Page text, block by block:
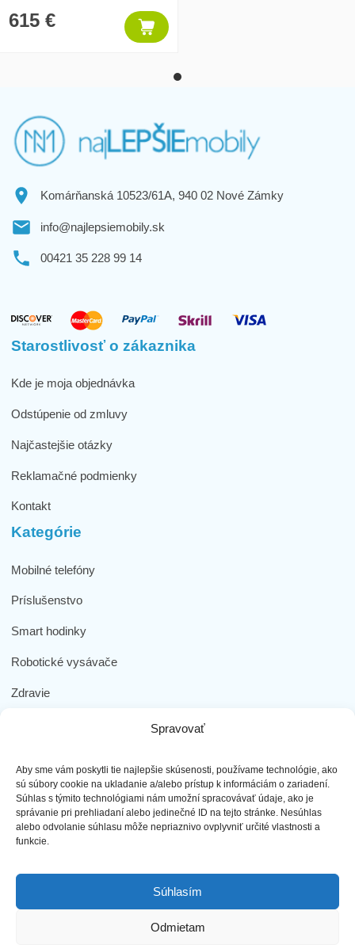
Spravovať
Aby sme vám poskytli tie najlepšie skúsenosti, používame technológie, ako
sú súbory cookie na ukladanie a/alebo prístup k informáciám o zariadení.
Súhlas s týmito technológiami nám umožní spracovávať údaje, ako je
správanie pri prehliadaní alebo jedinečné ID na tejto stránke. Nesúhlas
alebo odvolanie súhlasu môže nepriaznivo ovplyvniť určité vlastnosti a
funkcie.
Súhlasím
Odmietam
615 €
Komárňanská 10523/61A, 940 02 Nové Zámky
info@najlepsiemobily.sk
00421 35 228 99 14
Starostlivosť o zákaznika
Kde je moja objednávka
Odstúpenie od zmluvy
Najčastejšie otázky
Reklamačné podmienky
Kontakt
Kategórie
Mobilné telefóny
Príslušenstvo
Smart hodinky
Robotické vysávače
Zdravie
Dôležité odkazy
Obchodné podmienky
Ochrana osobných údajov
Doprava a platba
Reklamácia tovaru